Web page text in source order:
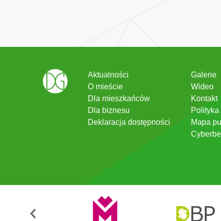
Aktualności
O mieście
Dla mieszkańców
Dla biznesu
Deklaracja dostępności
Galerie
Wideo
Kontakt
Mapa